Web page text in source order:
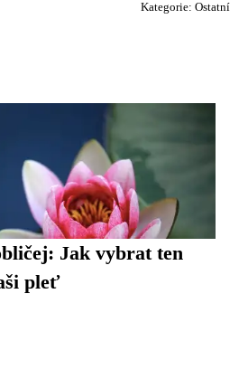
Kategorie: Ostatní
Jak vybrat ten
pleť